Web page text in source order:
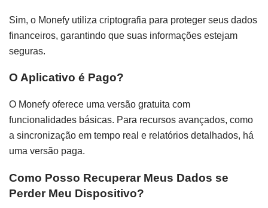
Sim, o Monefy utiliza criptografia para proteger seus dados
financeiros, garantindo que suas informações estejam
seguras.
O Aplicativo é Pago?
O Monefy oferece uma versão gratuita com
funcionalidades básicas. Para recursos avançados, como
a sincronização em tempo real e relatórios detalhados, há
uma versão paga.
Como Posso Recuperar Meus Dados se
Perder Meu Dispositivo?